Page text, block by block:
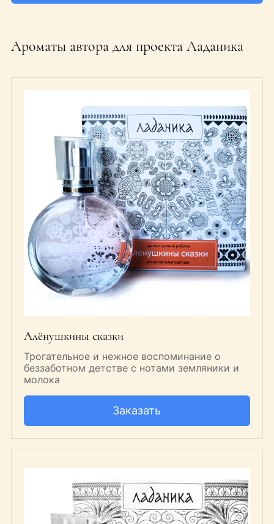
Ароматы автора для проекта Ладаника
Алёнушкины сказки
Трогательное и нежное воспоминание о
беззаботном детстве с нотами земляники и
молока
Заказать